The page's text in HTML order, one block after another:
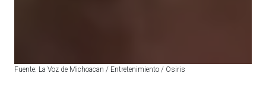
Fuente: La Voz de Michoacan / Entretenimiento / Osiris